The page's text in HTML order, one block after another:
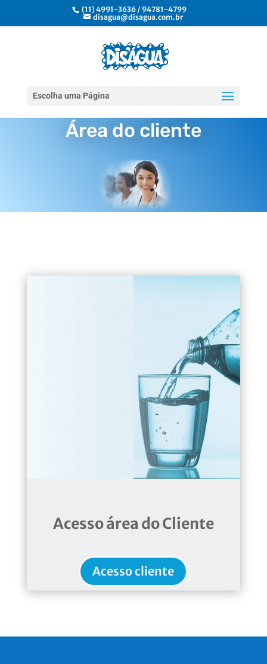
(11) 4991-3636 / 94781-4799
disagua@disagua.com.br
Escolha uma Página
Área do cliente
Acesso área do Cliente
Acesso cliente